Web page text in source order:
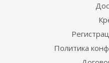
Политика